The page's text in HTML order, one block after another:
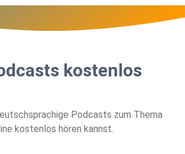
kostenlos
Podcasts zum Thema
kostenlos hören kannst.